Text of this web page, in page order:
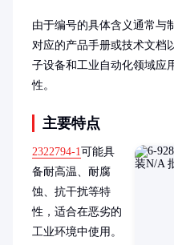
由于编号的具体含义通常与
对应的产品手册或技术文档
子设备和工业自动化领域应
性。
主要特点
2322794-1可能具
备耐高温、耐腐
蚀、抗干扰等特
性，适合在恶劣的
工业环境中使用。